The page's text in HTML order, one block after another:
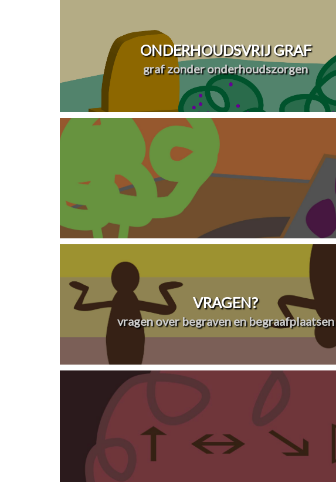
ONDERHOUDSVRIJ GRAF
graf zonder onderhoudszorgen
VRAGEN?
vragen over begraven en begraafplaatsen